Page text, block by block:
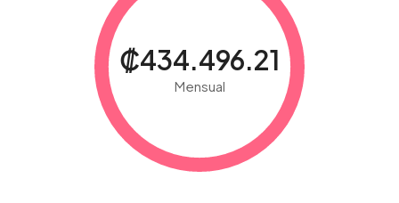
₡434.496.21
Mensual